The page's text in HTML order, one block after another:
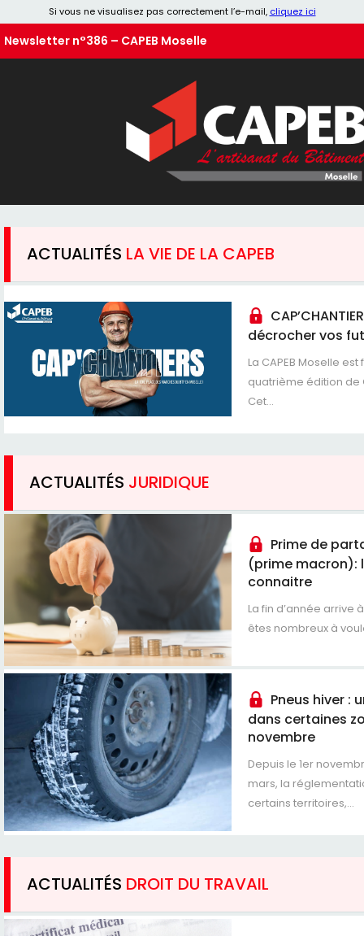
Si vous ne visualisez pas correctement l’e-mail, cliquez ici
Newsletter n°386 – CAPEB Moselle
ACTUALITÉS LA VIE DE LA CAPEB
décrocher vos
La CAPEB Moselle
quatrième édition de
Cet...
ACTUALITÉS JURIDIQUE
Prime de
(prime macron):
connaitre
La fin d’année arrive
êtes nombreux à
Pneus hiver :
dans certaines
novembre
Depuis le 1er
mars, la
certains territoires,...
ACTUALITÉS DROIT DU TRAVAIL